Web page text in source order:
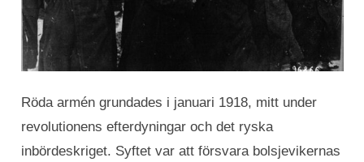
Röda armén grundades i januari 1918, mitt under
revolutionens efterdyningar och det ryska
inbördeskriget. Syftet var att försvara bolsjevikernas